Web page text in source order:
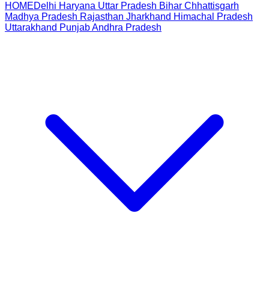
HOMEDelhi Haryana Uttar Pradesh Bihar Chhattisgarh
Madhya Pradesh Rajasthan Jharkhand Himachal Pradesh
Uttarakhand PunjabAndhra Pradesh